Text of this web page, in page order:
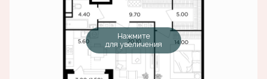
Нажмите
для увеличения